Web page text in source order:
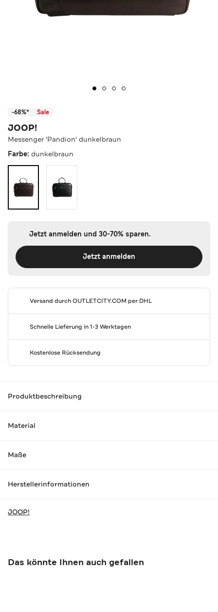
-68%* Sale
JOOP!
Messenger 'Pandion' dunkelbraun
Farbe: dunkelbraun
Jetzt anmelden und 30-70% sparen.
Jetzt anmelden
Versand durchOUTLETCITY.COM per DHL
Schnelle Lieferung in 1-3 Werktagen
Kostenlose Rücksendung
Produktbeschreibung
Material
Maße
Herstellerinformationen
JOOP!
Das könnte Ihnen auch gefallen